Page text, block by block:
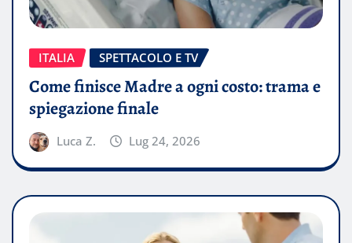
ITALIA SPETTACOLO E TV
Come finisce Madre a ogni costo: trama e
spiegazione finale
Luca Z. Lug 24, 2026